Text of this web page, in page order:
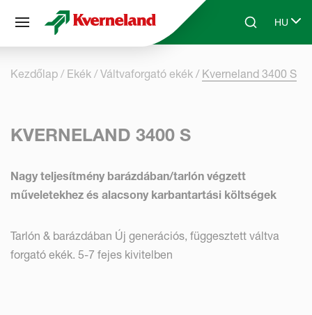
Skip to main contentSearchHU
Select
Kezdőlap Ekék Váltvaforgató ekék Kverneland 3400 S
KVERNELAND 3400 S
Nagy teljesítmény barázdában/tarlón végzett
műveletekhez és alacsony karbantartási költségek
Tarlón & barázdában Új generációs, függesztett váltva
forgató ekék. 5-7 fejes kivitelben
Süti preferenciák